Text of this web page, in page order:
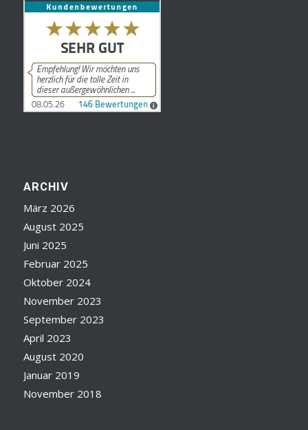
ARCHIV
März 2026
August 2025
Juni 2025
Februar 2025
Oktober 2024
November 2023
September 2023
April 2023
August 2020
Januar 2019
November 2018